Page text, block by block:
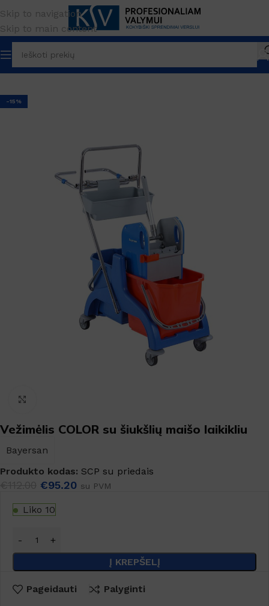
Skip to navigation
Skip to main content
Pradžia PREKĖS ŽENKLAS
-15%
Vežimėlis COLOR su šiukšlių maišo laikikliu
Bayersan
Produkto kodas: SCP su priedais
€95.20 su PVM
Liko 10
Į KREPŠELĮ
Pageidauti Palyginti